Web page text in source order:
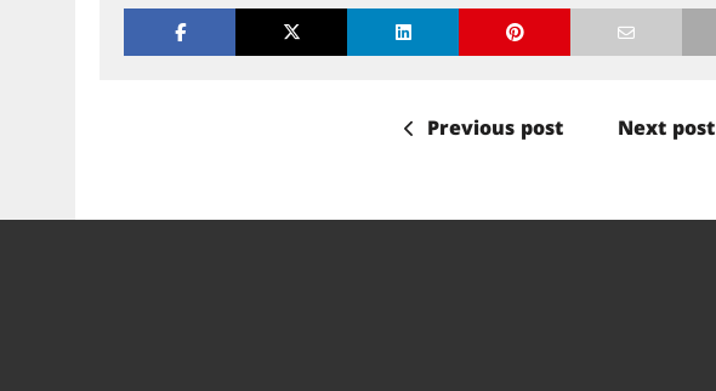
Previous post Next post